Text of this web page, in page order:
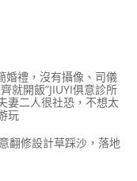
婚禮，沒有攝像、司儀
就開飯”JIUYI俱意診所
妻二人很社恐，不想太
玩
翻修設計草踩沙，落地